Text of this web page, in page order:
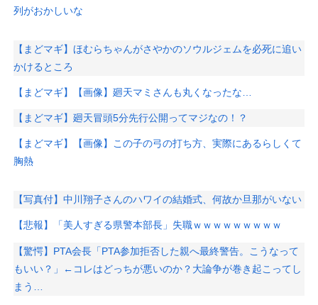
列がおかしいな
【まどマギ】ほむらちゃんがさやかのソウルジェムを必死に追い
かけるところ
【まどマギ】【画像】廻天マミさんも丸くなったな…
【まどマギ】廻天冒頭5分先行公開ってマジなの！？
【まどマギ】【画像】この子の弓の打ち方、実際にあるらしくて
胸熱
【写真付】中川翔子さんのハワイの結婚式、何故か旦那がいない
【悲報】「美人すぎる県警本部長」失職ｗｗｗｗｗｗｗｗｗ
【驚愕】PTA会長「PTA参加拒否した親へ最終警告。こうなって
もいい？」←コレはどっちが悪いのか？大論争が巻き起こってし
まう…